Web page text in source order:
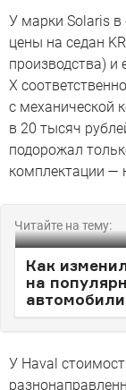
У марки Solaris в
цены на седан
производства) и
X
с механической
в 20 тысяч
подорожал
комплектации —
Читайте на тему:
Как
на
У Haval